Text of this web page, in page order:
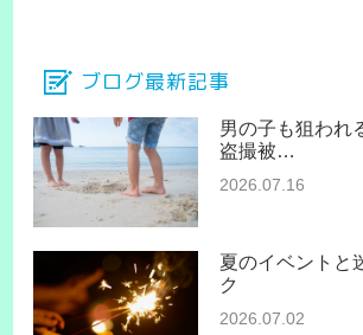
ブログ最新記事
男の子も狙われ
盗撮被…
2026.07.16
夏のイベントと
ク
2026.07.02